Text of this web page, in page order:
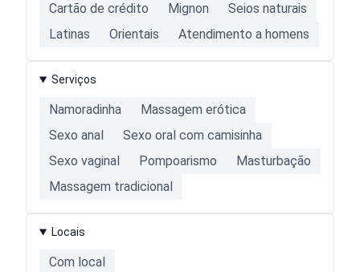
Cartão de crédito Mignon
Seios naturais
Latinas
Orientais Atendimento a homens
Serviços
Namoradinha
Massagem erótica
Sexo anal
Sexo oral com camisinha
Sexo vaginal
Pompoarismo
Masturbação
Massagem tradicional
Locais
Com local